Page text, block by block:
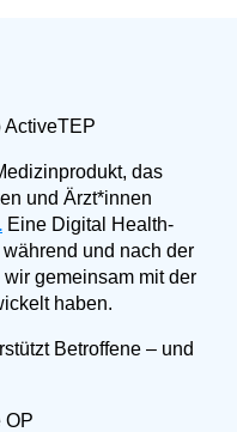
das
und Ärzt*innen
Eine Digital Health-
und nach der
gemeinsam mit der
haben.
Betroffene – und
OP